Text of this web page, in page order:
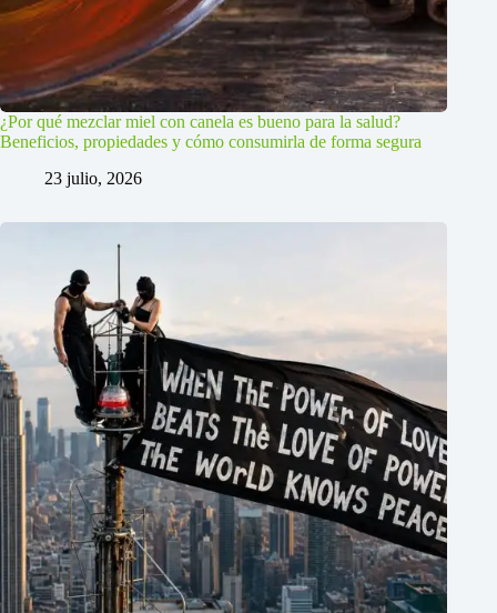
¿Por qué mezclar miel con canela es bueno para la salud?
Beneficios, propiedades y cómo consumirla de forma segura
23 julio, 2026